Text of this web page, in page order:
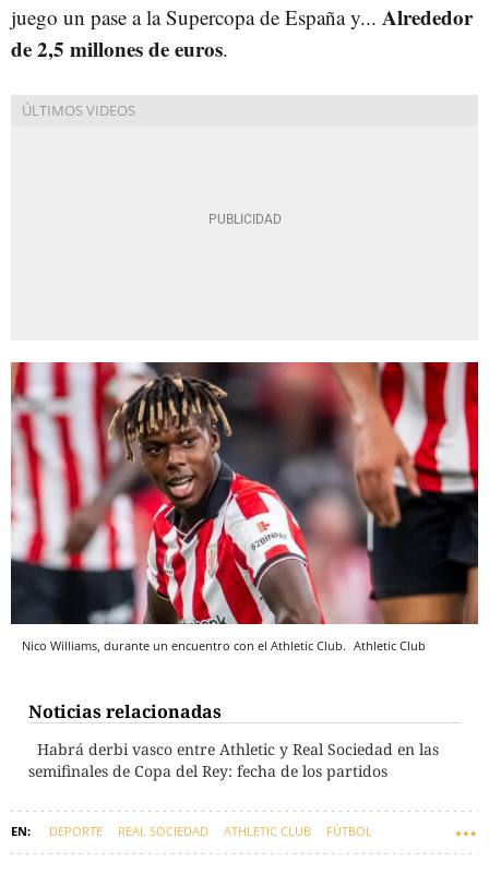
juego un pase a la Supercopa de España y... Alrededor
de 2,5 millones de euros.
Nico Williams, durante un encuentro con el Athletic Club. Athletic Club
Noticias relacionadas
Habrá derbi vasco entre Athletic y Real Sociedad en las
semifinales de Copa del Rey: fecha de los partidos
DEPORTE REAL SOCIEDAD ATHLETIC CLUB FÚTBOL